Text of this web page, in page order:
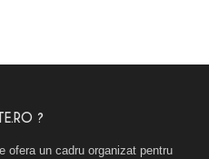
?
ofera un cadru organizat pentru